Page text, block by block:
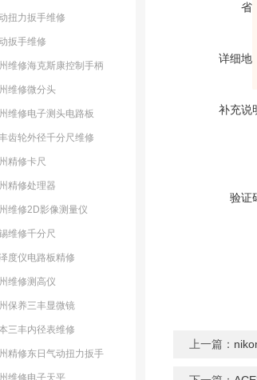
扭力扳手维修
扳手维修
维修海克斯康控制手柄
维修微分头
维修电子测头电路板
齿轮外径千分尺维修
精修卡尺
精修处理器
维修2D影像测量仪
维修千分尺
度仪电路板精修
维修测高仪
保养三丰显微镜
三丰内径表维修
精修东日气动扭力扳手
维修电子天平
省
详细地
补充说
验证
上一篇：